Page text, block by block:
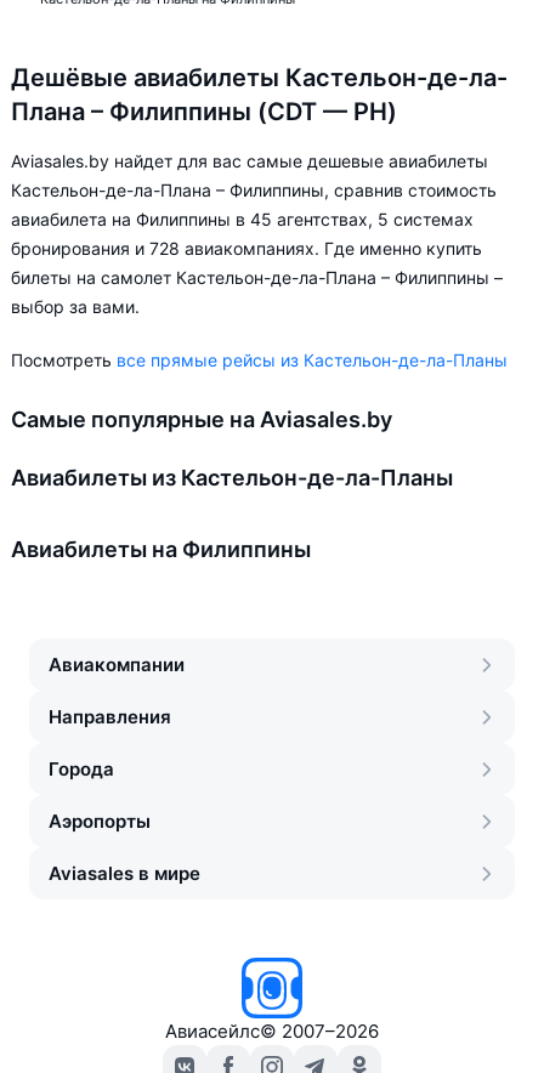
Дешёвые авиабилеты Кастельон-де-ла-
Плана – Филиппины (CDT — PH)
Aviasales.by найдет для вас самые дешевые авиабилеты
Кастельон-де-ла-Плана – Филиппины, сравнив стоимость
авиабилета на Филиппины в 45 агентствах, 5 системах
бронирования и 728 авиакомпаниях. Где именно купить
билеты на самолет Кастельон-де-ла-Плана – Филиппины –
выбор за вами.
Посмотреть все прямые рейсы из Кастельон-де-ла-Планы
Самые популярные на Aviasales.by
Авиабилеты из Кастельон-де-ла-Планы
Авиабилеты на Филиппины
Авиакомпании
Направления
Города
Аэропорты
Aviasales в мире
Авиасейлс© 2007–2026